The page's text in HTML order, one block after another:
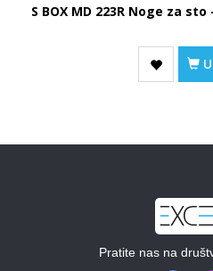
S BOX MD 223R Noge za
Pratite nas na